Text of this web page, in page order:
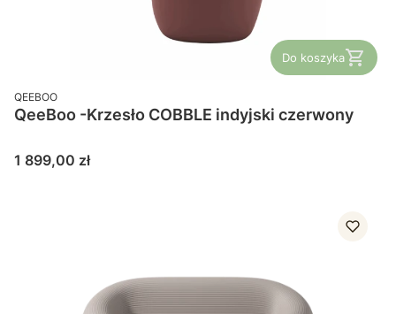
Do koszyka
PRODUCENT
QEEBOO
QeeBoo -Krzesło COBBLE indyjski czerwony
Cena
1 899,00 zł